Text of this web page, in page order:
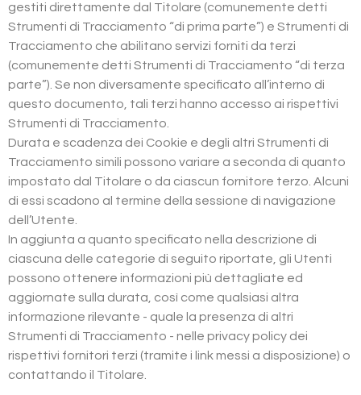
gestiti direttamente dal Titolare (comunemente detti
Strumenti di Tracciamento “di prima parte”) e Strumenti di
Tracciamento che abilitano servizi forniti da terzi
(comunemente detti Strumenti di Tracciamento “di terza
parte”). Se non diversamente specificato all’interno di
questo documento, tali terzi hanno accesso ai rispettivi
Strumenti di Tracciamento.
Durata e scadenza dei Cookie e degli altri Strumenti di
Tracciamento simili possono variare a seconda di quanto
impostato dal Titolare o da ciascun fornitore terzo. Alcuni
di essi scadono al termine della sessione di navigazione
dell’Utente.
In aggiunta a quanto specificato nella descrizione di
ciascuna delle categorie di seguito riportate, gli Utenti
possono ottenere informazioni più dettagliate ed
aggiornate sulla durata, così come qualsiasi altra
informazione rilevante - quale la presenza di altri
Strumenti di Tracciamento - nelle privacy policy dei
rispettivi fornitori terzi (tramite i link messi a disposizione) o
contattando il Titolare.